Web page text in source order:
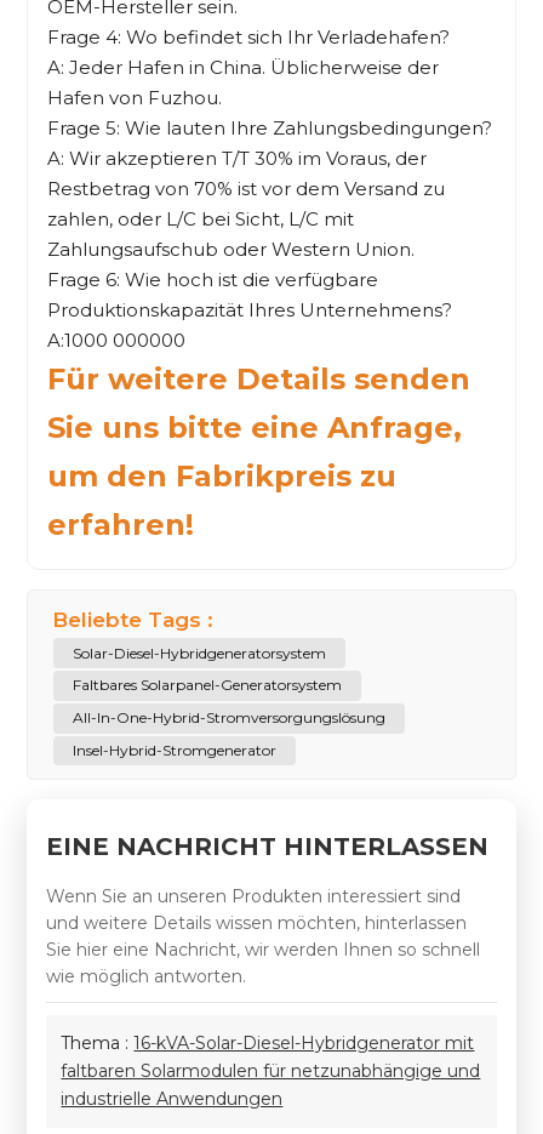
OEM-Hersteller sein.
Frage 4: Wo befindet sich Ihr Verladehafen?
A: Jeder Hafen in China. Üblicherweise der
Hafen von Fuzhou.
Frage 5: Wie lauten Ihre Zahlungsbedingungen?
A: Wir akzeptieren T/T 30% im Voraus, der
Restbetrag von 70% ist vor dem Versand zu
zahlen, oder L/C bei Sicht, L/C mit
Zahlungsaufschub oder Western Union.
Frage 6: Wie hoch ist die verfügbare
Produktionskapazität Ihres Unternehmens?
A:1000 000000
Für weitere Details senden
Sie uns bitte eine Anfrage,
um den Fabrikpreis zu
erfahren!
Beliebte Tags :
Solar-Diesel-Hybridgeneratorsystem
Faltbares Solarpanel-Generatorsystem
All-In-One-Hybrid-Stromversorgungslösung
Insel-Hybrid-Stromgenerator
EINE NACHRICHT HINTERLASSEN
Wenn Sie an unseren Produkten interessiert sind
und weitere Details wissen möchten, hinterlassen
Sie hier eine Nachricht, wir werden Ihnen so schnell
wie möglich antworten.
Thema :16-kVA-Solar-Diesel-Hybridgenerator mit
faltbaren Solarmodulen für netzunabhängige und
industrielle Anwendungen